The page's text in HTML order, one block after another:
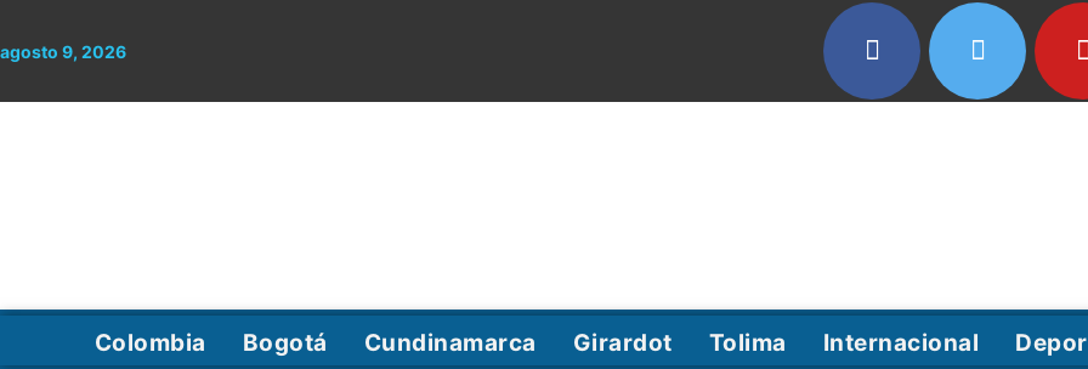
al
agosto 9, 2026
Colombia Bogotá Cundinamarca Girardot Tolima Internacional